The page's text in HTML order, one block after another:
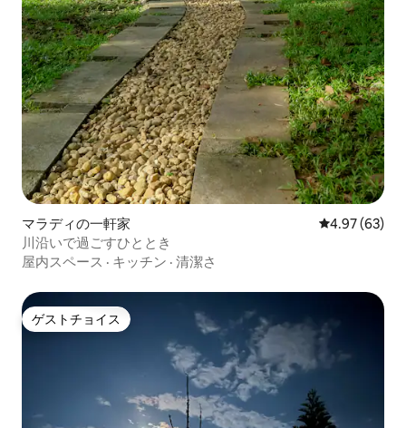
マラディの一軒家 レビュー63
4.97 (63)
川沿いで過ごすひととき
屋内スペース · キッチン · 清潔さ
ゲストチョイス
ゲストチョイス